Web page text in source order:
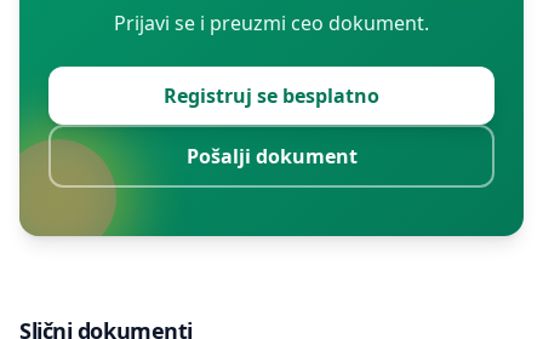
Prijavi se i preuzmi ceo dokument.
Registruj se besplatno
Pošalji dokument
Slični dokumenti